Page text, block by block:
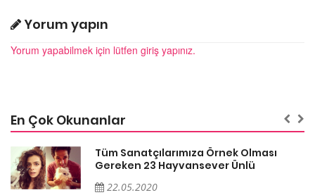
Yorum yapın
Yorum yapabilmek için lütfen giriş yapınız.
En Çok Okunanlar
Tüm Sanatçılarımıza Örnek Olması
Gereken 23 Hayvansever Ünlü
22.05.2020